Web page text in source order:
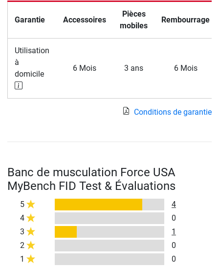
Garantie Accessoires
Pièces
mobiles
Rembourrage
Utilisation
à
domicile
6 Mois 3 ans 6 Mois
Conditions de garantie
Banc de musculation Force USA
MyBench FID Test & Évaluations
5
4
4
0
3
1
2
0
1
0